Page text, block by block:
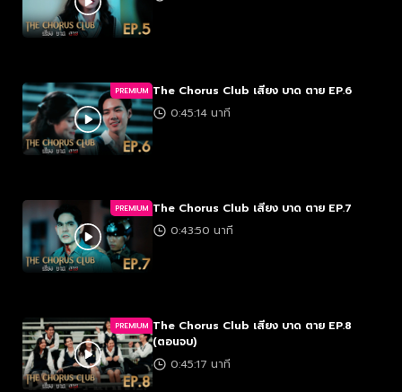
PREMIUM The Chorus Club เสียง บาด ตาย EP.6
0:45:14 นาที
PREMIUM The Chorus Club เสียง บาด ตาย EP.7
0:43:50 นาที
PREMIUM The Chorus Club เสียง บาด ตาย EP.8
(ตอนจบ)
0:45:17 นาที